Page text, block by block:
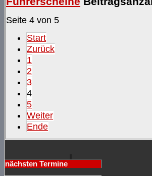
Seite 4 von 5
Start
Zurück
1
2
3
4
5
Weiter
Ende
nächsten Termine